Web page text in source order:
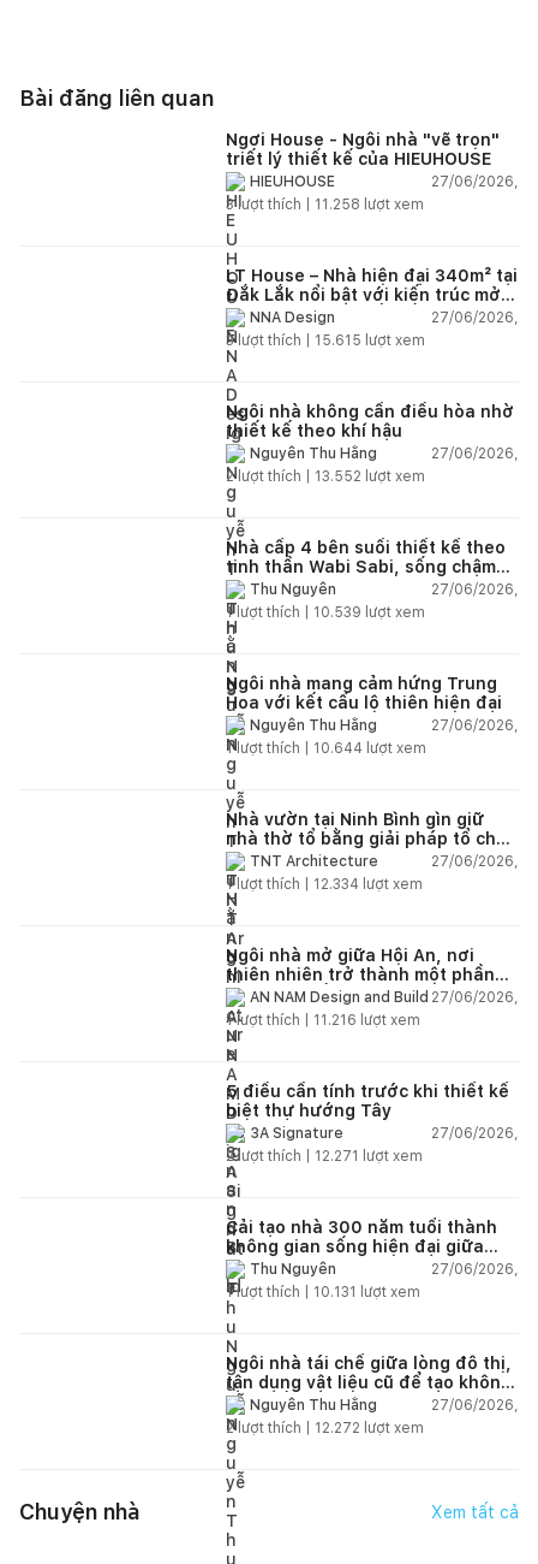
Bài đăng liên quan
Ngơi House - Ngôi nhà "vẽ trọn"
triết lý thiết kế của HIEUHOUSE
HIEUHOUSE
27/06/2026,
3lượt thích | 11.258 lượt xem
LT House – Nhà hiện đại 340m² tại
Đắk Lắk nổi bật với kiến trúc mở
và hệ sân vườn kết nối thiên
nhiên
NNA Design
27/06/2026,
3lượt thích | 15.615 lượt xem
Ngôi nhà không cần điều hòa nhờ
thiết kế theo khí hậu
Nguyễn Thu Hằng
27/06/2026,
2lượt thích | 13.552 lượt xem
Nhà cấp 4 bên suối thiết kế theo
tinh thần Wabi Sabi, sống chậm
giữa thiên nhiên
Thu Nguyễn
27/06/2026,
1lượt thích | 10.539 lượt xem
Ngôi nhà mang cảm hứng Trung
Hoa với kết cấu lộ thiên hiện đại
Nguyễn Thu Hằng
27/06/2026,
1lượt thích | 10.644 lượt xem
Nhà vườn tại Ninh Bình gìn giữ
nhà thờ tổ bằng giải pháp tổ chức
lại không gian
TNT Architecture
27/06/2026,
1lượt thích | 12.334 lượt xem
Ngôi nhà mở giữa Hội An, nơi
thiên nhiên trở thành một phần
của cuộc sống
AN NAM Design and Build 27/06/2026,
1lượt thích | 11.216 lượt xem
5 điều cần tính trước khi thiết kế
biệt thự hướng Tây
3A Signature
27/06/2026,
2lượt thích | 12.271 lượt xem
Cải tạo nhà 300 năm tuổi thành
không gian sống hiện đại giữa
thiên nhiên
Thu Nguyễn
27/06/2026,
1lượt thích | 10.131 lượt xem
Ngôi nhà tái chế giữa lòng đô thị,
tận dụng vật liệu cũ để tạo không
gian sống linh hoạt
Nguyễn Thu Hằng
27/06/2026,
2lượt thích | 12.272 lượt xem
Chuyện nhà Xem tất cả